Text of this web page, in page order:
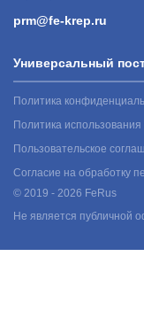
prm@fe-krep.ru
Универсальный
Политика
Политика
Пользовательское
Согласие на обработку
© 2019 - 2026 FeRus
Не является публичной